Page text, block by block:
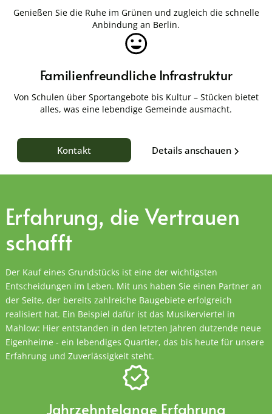
Genießen Sie die Ruhe im Grünen und zugleich die schnelle
Anbindung an Berlin.
Familienfreundliche Infrastruktur
Von Schulen über Sportangebote bis Kultur – Stücken bietet
alles, was eine lebendige Gemeinde ausmacht.
Kontakt Details anschauen
Erfahrung, dieVertrauen
schafft
Der Kauf eines Grundstücks ist eine der wichtigsten
Entscheidungen im Leben. Mit uns haben Sie einen Partner an
der Seite, der bereits zahlreiche Baugebiete erfolgreich
realisiert hat. Ein Beispiel dafür ist das Musikerviertel in
Mahlow: Hier entstanden in den letzten Jahren dutzende neue
Eigenheime - ein lebendiges Quartier, das bis heute für unsere
Erfahrung und Zuverlässigkeit steht.
Jahrzehntelange Erfahrung